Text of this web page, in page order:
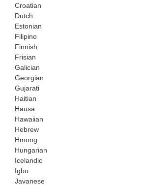
Croatian
Dutch
Estonian
Filipino
Finnish
Frisian
Galician
Georgian
Gujarati
Haitian
Hausa
Hawaiian
Hebrew
Hmong
Hungarian
Icelandic
Igbo
Javanese